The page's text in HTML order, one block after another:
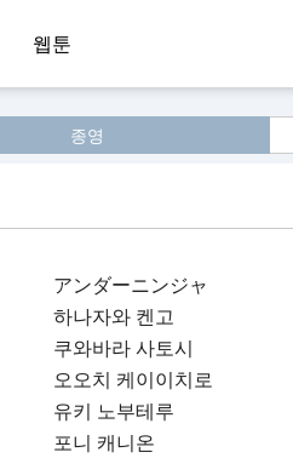
웹툰
종영
アンダーニンジャ
하나자와 켄고
쿠와바라 사토시
오오치 케이이치로
유키 노부테루
포니 캐니온